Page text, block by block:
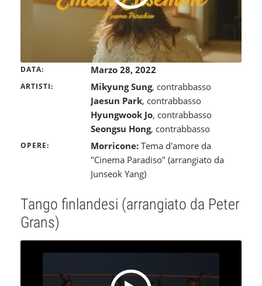
DATA Marzo 28, 2022
ARTISTI Mikyung Sung, contrabbasso
Jaesun Park, contrabbasso
Hyungwook Jo, contrabbasso
Seongsu Hong, contrabbasso
OPERE Morricone: Tema d'amore da
"Cinema Paradiso" (arrangiato da
Junseok Yang)
Tango finlandesi (arrangiato da Peter
Grans)